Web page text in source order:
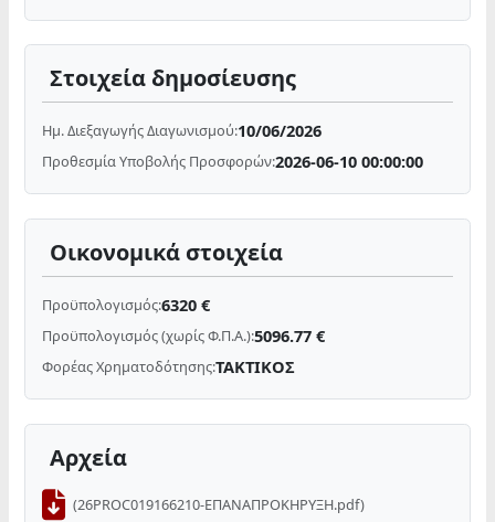
Στοιχεία δημοσίευσης
Ημ. Διεξαγωγής Διαγωνισμού:10/06/2026
Προθεσμία Υποβολής Προσφορών:2026-06-10 00:00:00
Οικονομικά στοιχεία
Προϋπολογισμός:6320 €
Προϋπολογισμός (χωρίς Φ.Π.Α.):5096.77 €
Φορέας Χρηματοδότησης:ΤΑΚΤΙΚΟΣ
Αρχεία
(26PROC019166210-ΕΠΑΝΑΠΡΟΚΗΡΥΞΗ.pdf)